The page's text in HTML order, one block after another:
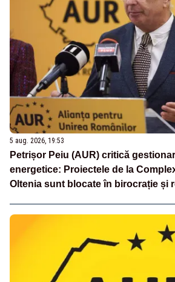
5 aug. 2026, 19:53
Petrișor Peiu (AUR) critică
energetice: Proiectele de la
Oltenia sunt blocate în birocrație și